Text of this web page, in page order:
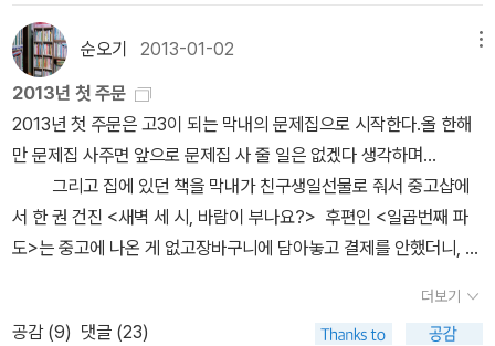
변 사람들의 도움이 물론 컸지만, 나 자신만을 놓고 본다면, 책이 있었
기 때문이다. 끈기 빼고는 남도다 잘난 것은 하나도 없는 나를 여기까
지 데려온 것은 수 많은, 지금은 갖고 있지도 않고, 이름조차 기억이
나지 않는 책들 덕분. 세이초 탐구는 이어지고 있다. 몇 작품이 더 엮
어져 나와있는데, 나중에 또 구해서 봐야지. 솔직히 구성도, 테마도,
주제도 모두 하나도 맘에 드는 것이 없다, 이런 종류의 책은. 그런데,
자꾸 궁금했다. 왜 이지성은 4억의 빚을 진 지방대 출신의 교사-무명
글쟁이에서 강사, 베스트 셀러 작가, 그리고 사회운동가가 되었는지.
데, 그러면 다른 이들이 생각하는 독서는 무엇인지. 분명히 절박한 심
정에 - 5-6년전의 나처럼 - 답답할 때마다 책을 읽은 사람들이 있는
들이 어찌나 많이 나오던지?? 헐;; 이 책 뭐지??? 당장 찾아봤는데
표지도 완전 멋져서 보자마자 하트하트~♡ 다비드 르 브르통이라니
^_^ㅋ 작가 이름도 예사롭지가 않다 ㅋㅋ어쩐지 살짝 소심하고 뽀르
퉁 할 것만 같은? 딱 내스타일 작가분일듯! 완전 기대가 된다. 둘이
서 여행하게 되면 동일한 경험을 나누어가지기 위하여 자신의 어느
한 몫을 포기해야한다는 내용으로 시작되는 여행 에피소드도 너무 흥
미진진했고, 나는 혼자 일때만 생각이 맑아지는 것이었다. 라는 구절
은 노트에 막 베껴두었는데 ㅋㅋ 찾아보니 이런 구절도 보이네 걷는
다는 것은 침묵을 횡단하는 것이며 주위에서 울려오는 소리들을 음미
하고 즐기는 것이다. 오 멋져라!! 걷는다는 것은 침묵을 횡단하는 것이
라니!! ㅋㅋ 어쩐지 앞으로는 걸을때 이어폰을 꽂으면 안 될것 같고 ㅋ
순오기 2013-01-02
2013년 첫 주문
2013년 첫 주문은 고3이 되는 막내의 문제집으로 시작한다.올 한해
만 문제집 사주면 앞으로 문제집 사 줄 일은 없겠다 생각하며...
그리고 집에 있던 책을 막내가 친구생일선물로 줘서 중고샵에
서 한 권 건진 <새벽 세 시, 바람이 부나요?> 후편인 <일곱번째 파
도>는 중고에 나온 게 없고장바구니에 담아놓고 결제를 안했더니, 그
재밌는 소설 읽자고 해서 황석영<여울물소리>와 배명훈<총통각하>
도 물망에 올랐는데 김선우 장편소설 <물의 연인들>로 결정. 여울물
더보기
공감 (9) 댓글 (23)